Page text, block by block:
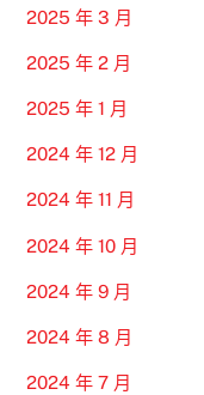
2025 年 3 月
2025 年 2 月
2025 年 1 月
2024 年 12 月
2024 年 11 月
2024 年 10 月
2024 年 9 月
2024 年 8 月
2024 年 7 月